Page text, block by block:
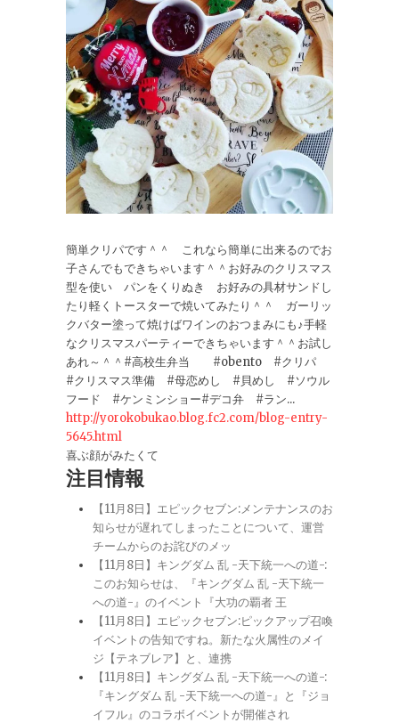
簡単クリパです＾＾ これなら簡単に出来るのでお
子さんでもできちゃいます＾＾お好みのクリスマス
型を使い パンをくりぬき お好みの具材サンドし
たり軽くトースターで焼いてみたり＾＾ ガーリッ
クバター塗って焼けばワインのおつまみにも♪手軽
なクリスマスパーティーできちゃいます＾＾お試し
あれ～＾＾#高校生弁当 #obento #クリパ
#クリスマス準備 #母恋めし #貝めし #ソウル
フード #ケンミンショー#デコ弁 #ラン...
http://yorokobukao.blog.fc2.com/blog-entry-
5645.html
喜ぶ顔がみたくて
注目情報
【11月8日】エピックセブン:メンテナンスのお
知らせが遅れてしまったことについて、運営
チームからのお詫びのメッ
【11月8日】キングダム 乱 -天下統一への道-:
このお知らせは、『キングダム 乱 -天下統一
への道-』のイベント『大功の覇者 王
【11月8日】エピックセブン:ピックアップ召喚
イベントの告知ですね。新たな火属性のメイ
ジ【テネブレア】と、連携
【11月8日】キングダム 乱 -天下統一への道-:
『キングダム 乱 -天下統一への道-』と『ジョ
イフル』のコラボイベントが開催され